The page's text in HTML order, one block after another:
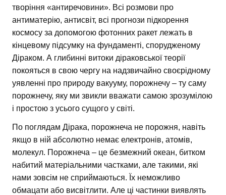
творіння «антиречовини». Всі розмови про
антиматерію, антисвіт, всі прогнози підкорення
космосу за допомогою фотонних ракет лежать в
кінцевому підсумку на фундаменті, спорудженому
Діраком. А глибинні витоки діраковської теорії
покояться в свою чергу на надзвичайно своєрідному
уявленні про природу вакууму, порожнечу – ту саму
порожнечу, яку ми звикли вважати самою зрозумілою
і простою з усього сущого у світі.
По поглядам Дірака, порожнеча не порожня, навіть
якщо в ній абсолютно немає електронів, атомів,
молекул. Порожнеча – це безмежний океан, битком
набитий матеріальними частками, але такими, які
нами зовсім не сприймаються. Їх неможливо
обмацати або висвітлити. Але ці частинки виявлять